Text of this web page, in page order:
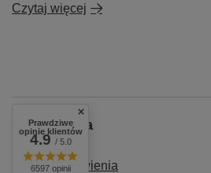
Czytaj więcej
Zamówienia
Status zamówienia
Prawdziwe
opinie klientów
4.9/ 5.0
6597 opinii